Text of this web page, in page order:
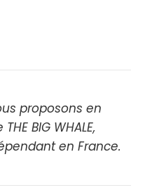
proposons en
BIG WHALE,
en France.